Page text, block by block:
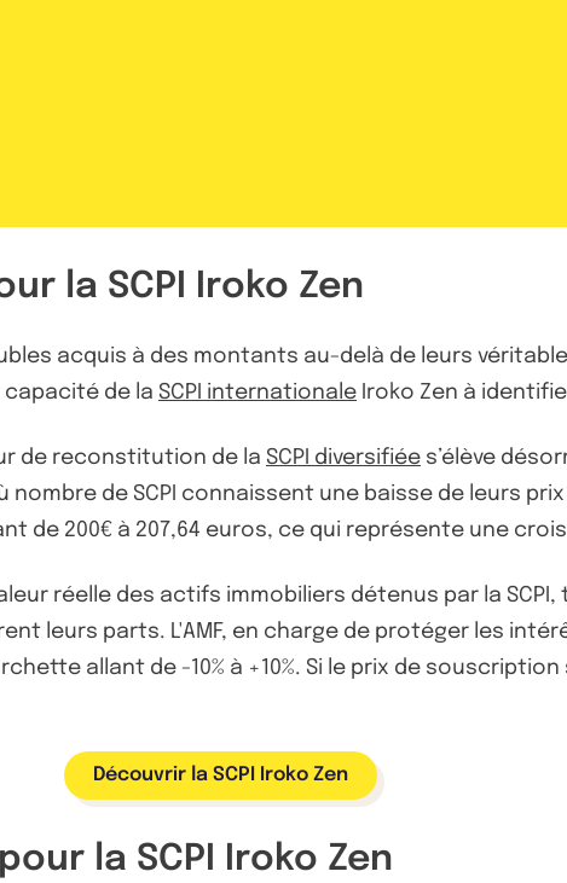
la SCPI Iroko Zen
acquis à des montants au-delà de leurs
de la SCPI internationale Iroko Zen à
de reconstitution de la SCPI diversifiée s’élève
de SCPI connaissent une baisse de leurs
de 200€ à 207,64 euros, ce qui représente une
réelle des actifs immobiliers détenus par la
leurs parts. L'AMF, en charge de protéger les
allant de -10% à +10%. Si le prix de
Découvrir la SCPI Iroko Zen
la SCPI Iroko Zen